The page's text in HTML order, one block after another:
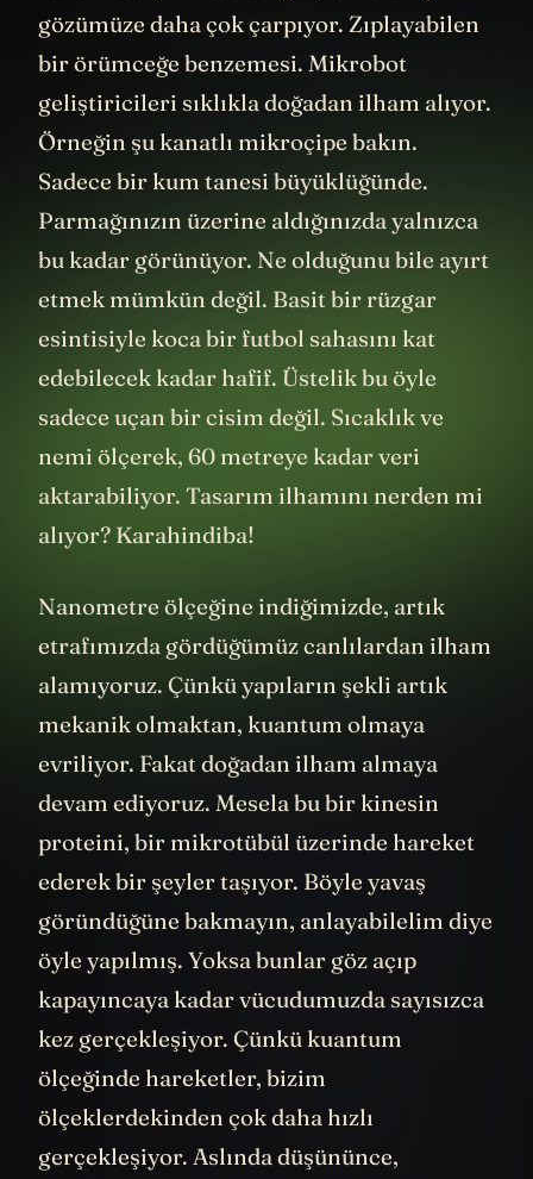
gözümüze daha çok çarpıyor. Zıplayabilen
bir örümceğe benzemesi. Mikrobot
geliştiricileri sıklıkla doğadan ilham alıyor.
Örneğin şu kanatlı mikroçipe bakın.
Sadece bir kum tanesi büyüklüğünde.
Parmağınızın üzerine aldığınızda yalnızca
bu kadar görünüyor. Ne olduğunu bile ayırt
etmek mümkün değil. Basit bir rüzgar
esintisiyle koca bir futbol sahasını kat
edebilecek kadar hafif. Üstelik bu öyle
sadece uçan bir cisim değil. Sıcaklık ve
nemi ölçerek, 60 metreye kadar veri
aktarabiliyor. Tasarım ilhamını nerden mi
alıyor? Karahindiba!
Nanometre ölçeğine indiğimizde, artık
etrafımızda gördüğümüz canlılardan ilham
alamıyoruz. Çünkü yapıların şekli artık
mekanik olmaktan, kuantum olmaya
evriliyor. Fakat doğadan ilham almaya
devam ediyoruz. Mesela bu bir kinesin
proteini, bir mikrotübül üzerinde hareket
ederek bir şeyler taşıyor. Böyle yavaş
göründüğüne bakmayın, anlayabilelim diye
öyle yapılmış. Yoksa bunlar göz açıp
kapayıncaya kadar vücudumuzda sayısızca
kez gerçekleşiyor. Çünkü kuantum
ölçeğinde hareketler, bizim
ölçeklerdekinden çok daha hızlı
gerçekleşiyor. Aslında düşününce,